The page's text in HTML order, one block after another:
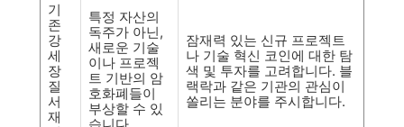
기
존
강
세
장
질
서
재
특정 자산의
독주가 아닌,
새로운 기술
이나 프로젝
트 기반의 암
호화폐들이
부상할 수 있
잠재력 있는 신규 프로젝트
나 기술 혁신 코인에 대한 탐
색 및 투자를 고려합니다. 블
랙락과 같은 기관의 관심이
쏠리는 분야를 주시합니다.